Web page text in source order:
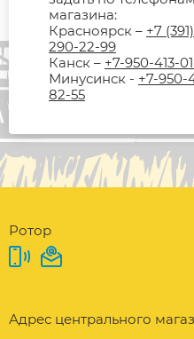
магазина:
Красноярск – +7
290-22-99
Канск – +7-950-413-
Минусинск - +7-950-
82-55
Ротор
Адрес центрального